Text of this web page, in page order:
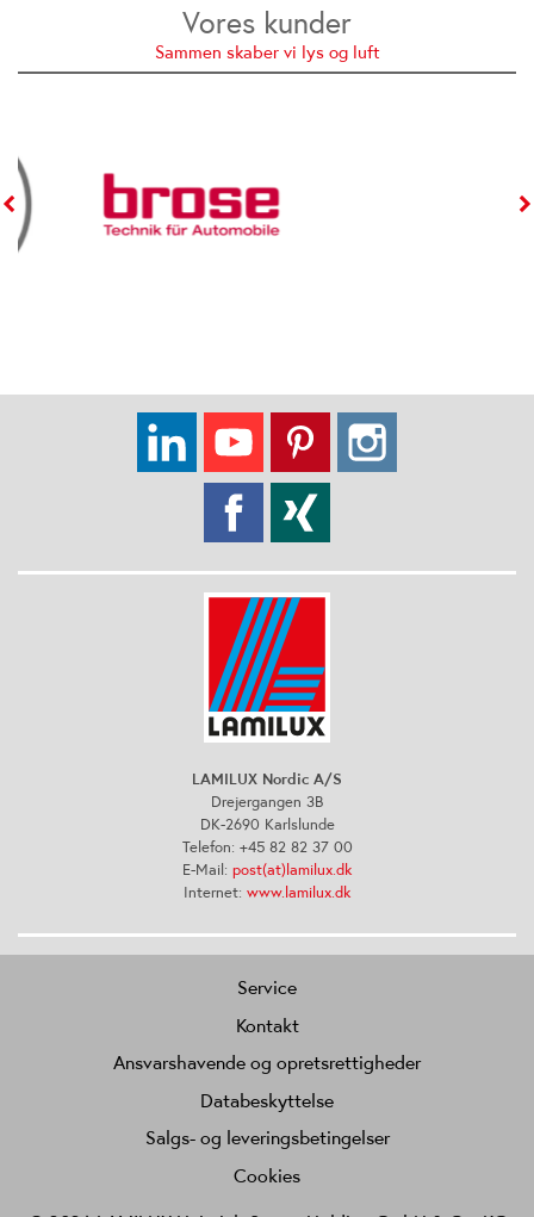
Vores kunder
Sammen skaber vi lys og luft
LAMILUX Nordic A/S
Drejergangen 3B
DK-2690 Karlslunde
Telefon: +45 82 82 37 00
E-Mail: post(at)lamilux.dk
Internet: www.lamilux.dk
Service
Kontakt
Ansvarshavende og opretsrettigheder
Databeskyttelse
Salgs- og leveringsbetingelser
Cookies